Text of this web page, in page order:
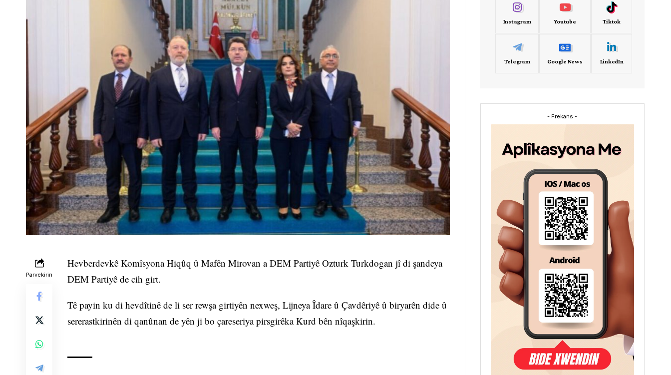
Parvekirin
Hevberdevkê Komîsyona Hiqûq û Mafên Mirovan a DEM Partiyê Ozturk Turkdogan jî di şandeya
DEM Partiyê de cih girt.
Tê payin ku di hevdîtinê de li ser rewşa girtiyên nexweş, Lijneya Îdare û Çavdêriyê û biryarên dide û
sererastkirinên di qanûnan de yên ji bo çareseriya pirsgirêka Kurd bên nîqaşkirin.
Instagram Youtube Tiktok
Telegram Google News LinkedIn
- Frekans -